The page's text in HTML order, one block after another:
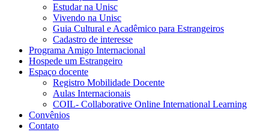
Estudar na Unisc
Vivendo na Unisc
Guia Cultural e Acadêmico para Estrangeiros
Cadastro de interesse
Programa Amigo Internacional
Hospede um Estrangeiro
Espaço docente
Registro Mobilidade Docente
Aulas Internacionais
COIL- Collaborative Online International Learning
Convênios
Contato